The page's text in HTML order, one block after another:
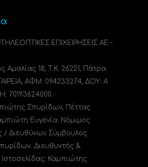
ΕΠΙΧΕΙΡΗΣΕΙΣ ΑΕ -
Αμαλίας 18, Τ.Κ. 26221, Πάτρα.
ΑΦΜ: 094233274, ΔΟΥ: A
70193624000.
Σπυρίδων, Πέττας
Ευγενία. Νόμιμος
Διευθύνων Σύμβουλος:
Διευθυντής &
Ιστοσελίδας: Καμπιώτης